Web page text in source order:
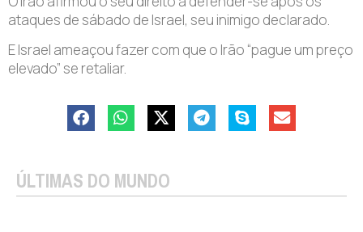
ataques de sábado de Israel, seu inimigo declarado.
E Israel ameaçou fazer com que o Irão “pague um preço
elevado” se retaliar.
ÚLTIMAS DO MUNDO